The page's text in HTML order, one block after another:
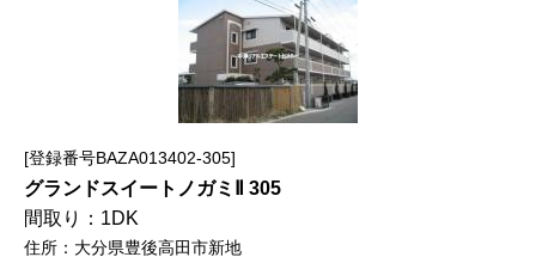
登録番号BAZA013402-305
グランドスイートノガミⅡ 305
1DK
大分県豊後高田市新地